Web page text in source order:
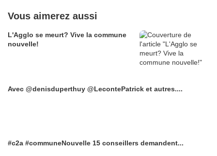
Vous aimerez aussi
L'Agglo se meurt? Vive la commune
nouvelle!
Avec @denisduperthuy @LecontePatrick et autres....
#c2a #communeNouvelle 15 conseillers demandent...